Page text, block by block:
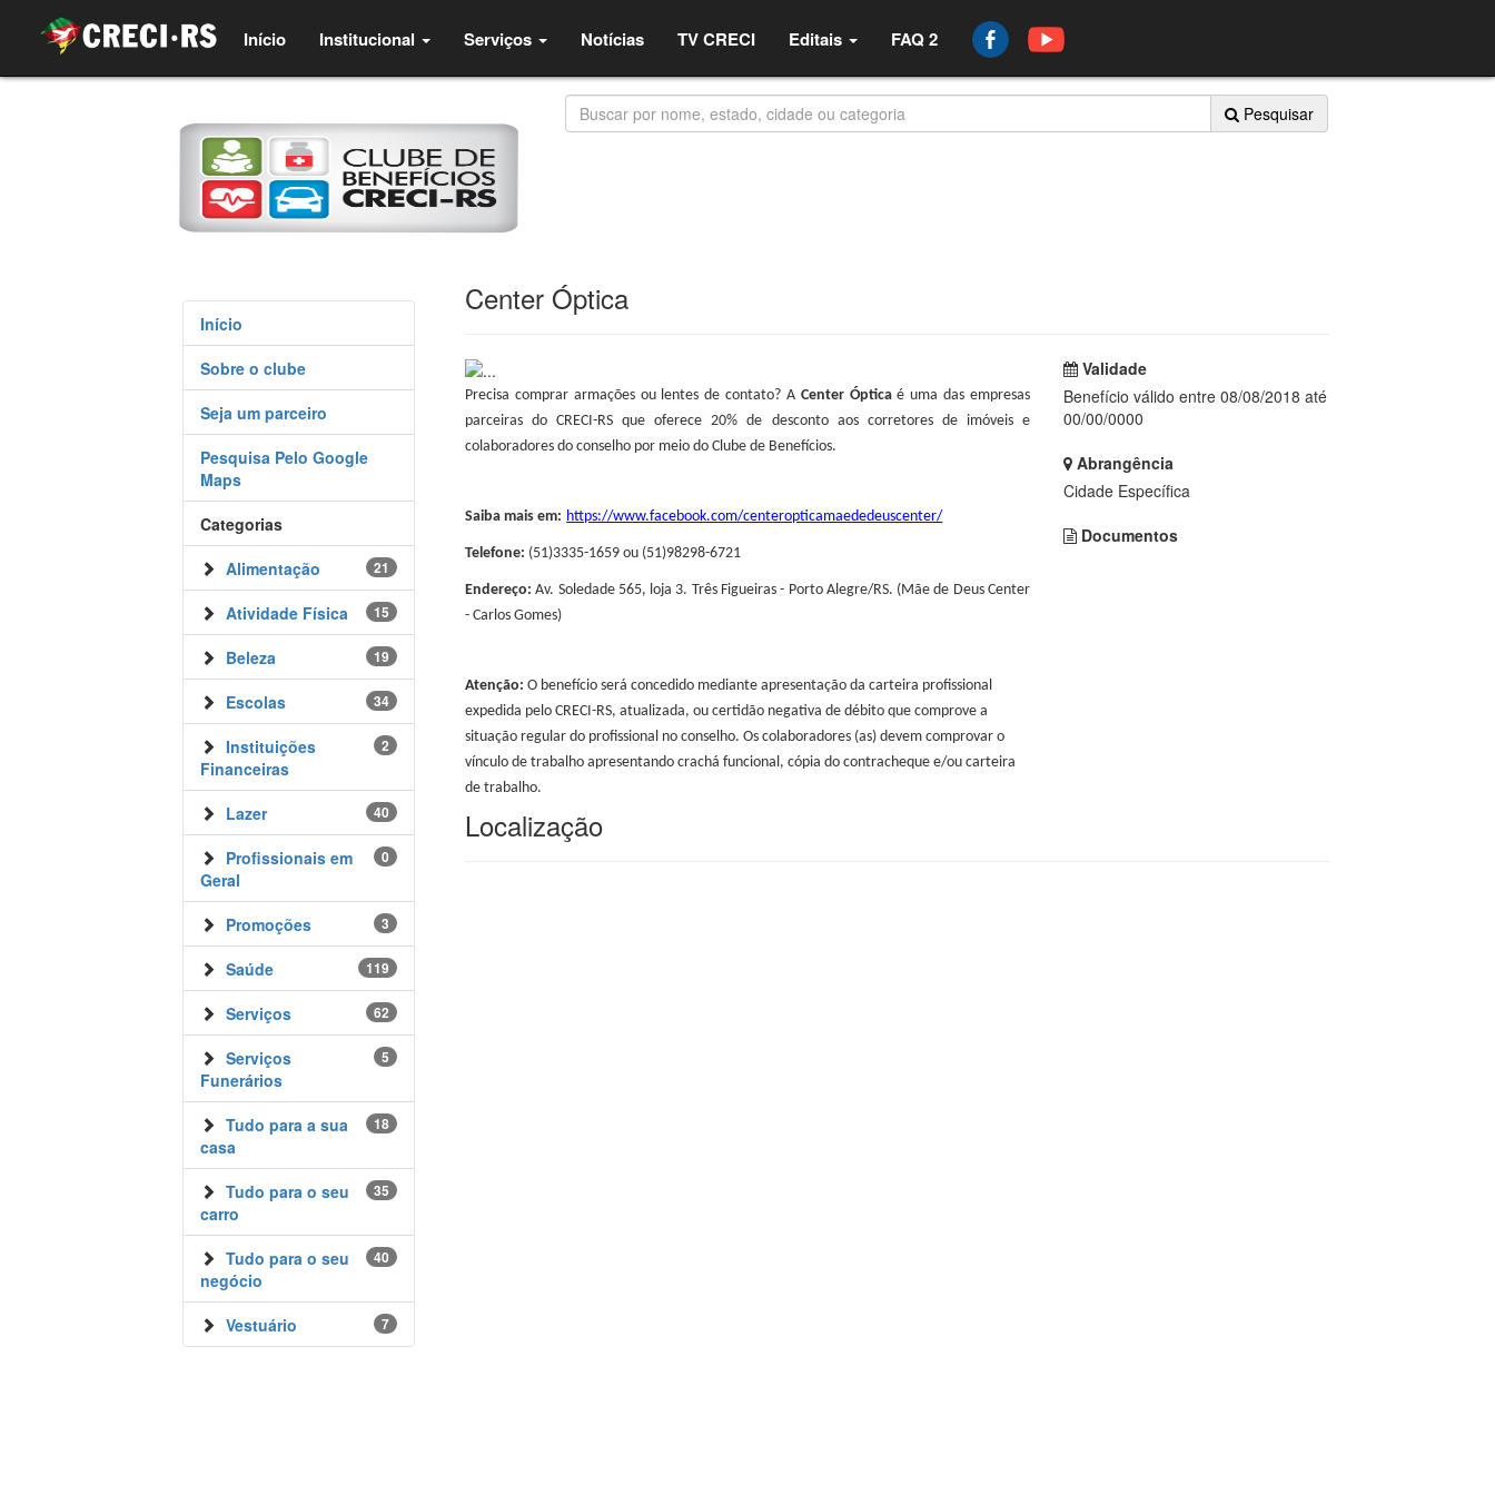
Início(current)Institucional Serviços Notícias TV CRECI Editais FAQ 2
Pesquisar
Início
Sobre o clube
Seja um parceiro
Pesquisa Pelo Google
Maps
Categorias
21
Alimentação
15
Atividade Física
19
Beleza
34
Escolas
2
Instituições
Financeiras
40
Lazer
0
Profissionais em
Geral
3
Promoções
119
Saúde
62
Serviços
5
Serviços
Funerários
18
Tudo para a sua
casa
35
Tudo para o seu
carro
40
Tudo para o seu
negócio
7
Vestuário
Center Óptica
Precisa comprar armações ou lentes de contato? A Center Ópticaé uma das empresas
parceiras do CRECI-RS que oferece 20% de desconto aos corretores de imóveis e
colaboradores do conselho por meio do Clube de Benefícios.
Saiba mais em: https://www.facebook.com/centeropticamaededeuscenter/
Telefone: (51)3335-1659 ou (51)98298-6721
Endereço: Av. Soledade 565, loja 3. Três Figueiras - Porto Alegre/RS. (Mãe de Deus Center
- Carlos Gomes)
Atenção: O benefício será concedido mediante apresentação da carteira profissional
expedida pelo CRECI-RS, atualizada, ou certidão negativa de débito que comprove a
situação regular do profissional no conselho. Os colaboradores (as) devem comprovar o
vínculo de trabalho apresentando crachá funcional, cópia do contracheque e/ou carteira
de trabalho.
Validade
Benefício válido entre 08/08/2018 até
00/00/0000
Abrangência
Cidade Específica
Documentos
Localização